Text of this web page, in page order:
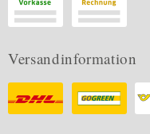
Versandinformation